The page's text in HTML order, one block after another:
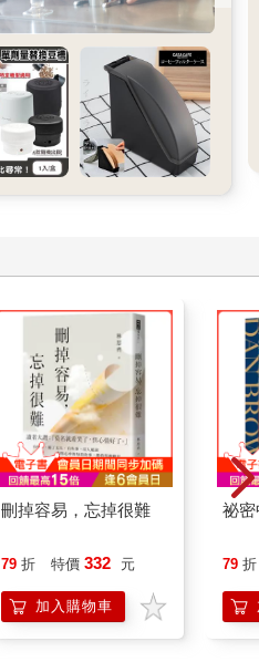
刪掉容易，忘掉很難
79 折 特價 332 元
加入購物車
祕
79 折